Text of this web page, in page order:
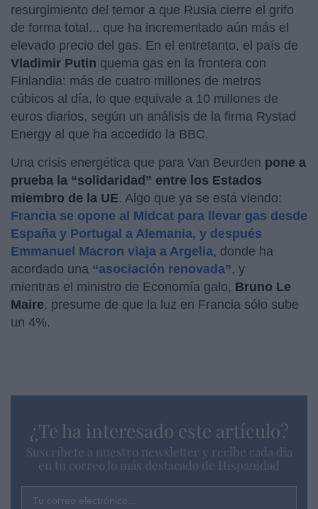
resurgimiento del temor a que Rusia cierre el grifo
de forma total... que ha incrementado aún más el
elevado precio del gas. En el entretanto, el país de
Vladimir Putin quema gas en la frontera con
Finlandia: más de cuatro millones de metros
cúbicos al día, lo que equivale a 10 millones de
euros diarios, según un análisis de la firma Rystad
Energy al que ha accedido la BBC.
Una crisis energética que para Van Beurden pone a
prueba la “solidaridad” entre los Estados
miembro de la UE. Algo que ya se está viendo:
Francia se opone al Midcat para llevar gas desde
España y Portugal a Alemania, y después
Emmanuel Macron viaja a Argelia, donde ha
acordado una “asociación renovada”, y
mientras el ministro de Economía galo, Bruno Le
Maire, presume de que la luz en Francia sólo sube
un 4%.
¿Te ha interesado este artículo?
Suscríbete a nuestro newsletter y recibe cada dia
en tu correo lo más destacado de Hispanidad
Tu correo electrónico...